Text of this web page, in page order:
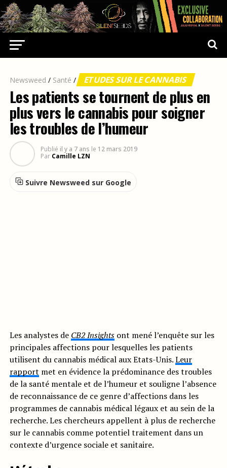
Newsweed / Santé / ETUDES SUR LE CANNABIS
Les patients se tournent de plus en
plus vers le cannabis pour soigner
les troubles de l’humeur
Publié il y a 7 ans le 12 mars 2019
Par Camille LZN
Suivre Newsweed sur Google
Les analystes de CB2 Insightsont mené l’enquête sur les
principales affections pour lesquelles les patients
utilisent du cannabis médical aux Etats-Unis.Leur
rapport met en évidence la prédominance des troubles
de la santé mentale et de l’humeur et souligne l’absence
de reconnaissance de ce genre d’affections dans les
programmes de cannabis médical légaux et au sein de la
recherche. Les chercheurs appellent à plus de recherche
sur le cannabis comme potentiel traitement dans un
contexte d’urgence sociale et sanitaire.